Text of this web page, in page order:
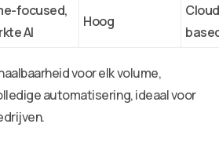
focused,
AI
Hoog
voor elk volume,
automatisering, ideaal voor